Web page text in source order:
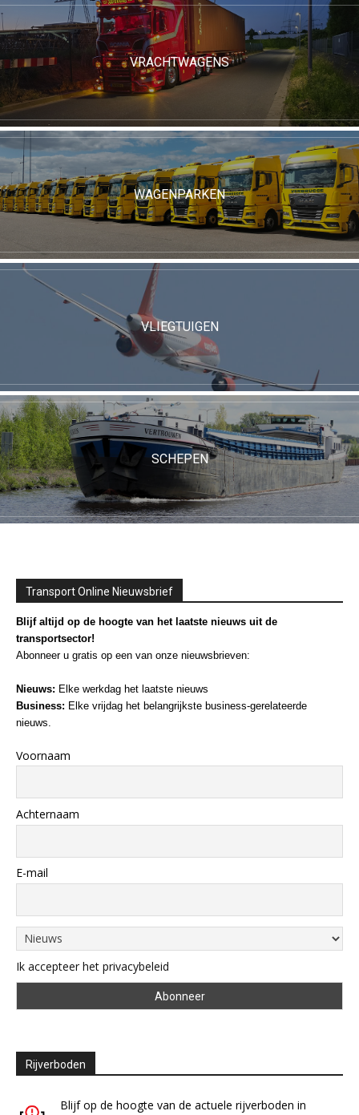
VRACHTWAGENS
WAGENPARKEN
VLIEGTUIGEN
SCHEPEN
Transport Online Nieuwsbrief
Blijf altijd op de hoogte van het laatste nieuws uit de
transportsector!
Abonneer u gratis op een van onze nieuwsbrieven:
Nieuws: Elke werkdag het laatste nieuws
Business: Elke vrijdag het belangrijkste business-gerelateerde
nieuws.
Voornaam
Achternaam
E-mail
Ik accepteer het privacybeleid
Rijverboden
Blijf op de hoogte van de actuele rijverboden in